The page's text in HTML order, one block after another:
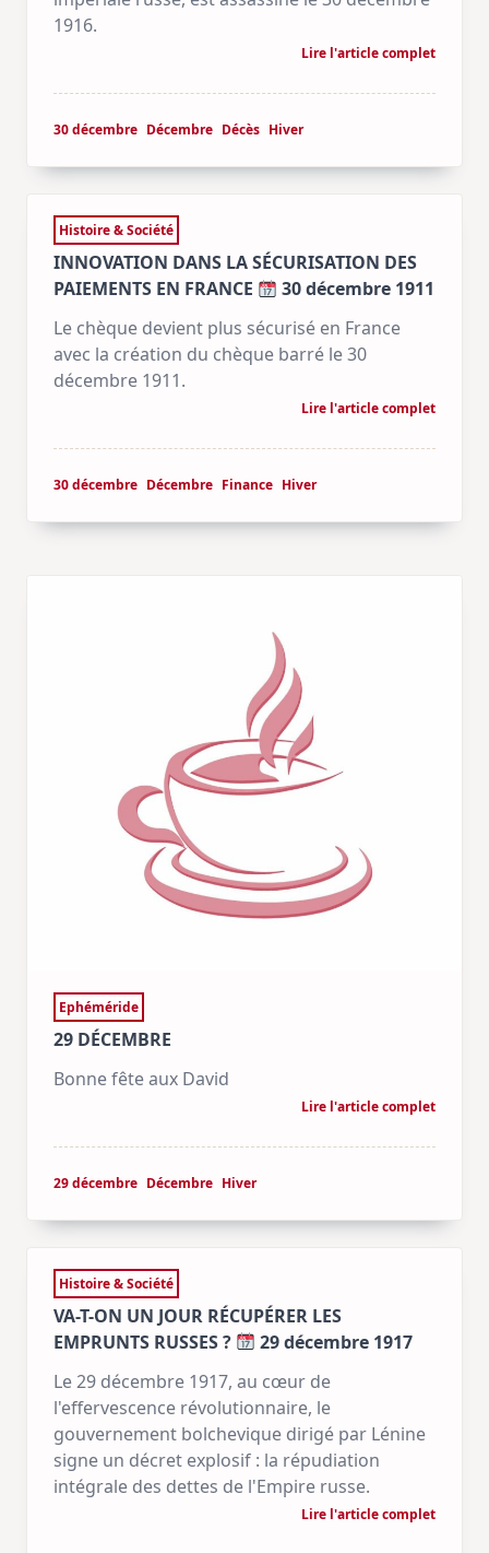
1916.
Lire l'article complet
30 décembre Décembre Décès Hiver
Histoire & Société
INNOVATION DANS LA SÉCURISATION DES
PAIEMENTS EN FRANCE
30 décembre 1911
Le chèque devient plus sécurisé en France
avec la création du chèque barré le 30
décembre 1911.
Lire l'article complet
30 décembre Décembre Finance Hiver
Ephéméride
29 DÉCEMBRE
Bonne fête aux David
Lire l'article complet
29 décembre Décembre Hiver
Histoire & Société
VA-T-ON UN JOUR RÉCUPÉRER LES
EMPRUNTS RUSSES ?
29 décembre 1917
Le 29 décembre 1917, au cœur de
l'effervescence révolutionnaire, le
gouvernement bolchevique dirigé par Lénine
signe un décret explosif : la répudiation
intégrale des dettes de l'Empire russe.
Lire l'article complet